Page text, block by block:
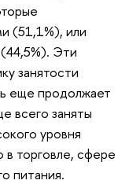
(51,1%), или
Эти
занятости
еще продолжает
всего заняты
уровня
торговле, сфере
питания.